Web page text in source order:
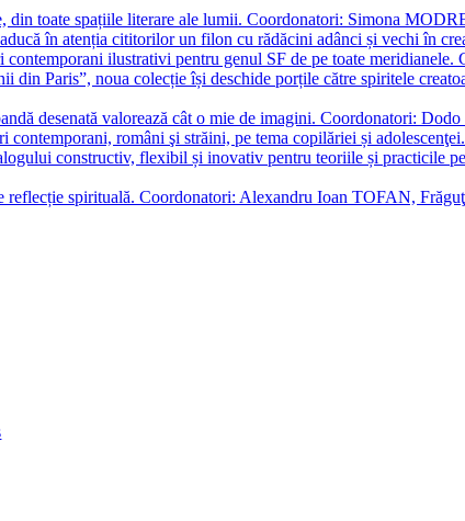
din toate spațiile literare ale lumii. Coordonatori: Simona
în atenția cititorilor un filon cu rădăcini adânci și vechi în
contemporani ilustrativi pentru genul SF de pe toate
din Paris”, noua colecție își deschide porțile către spiritele
desenată valorează cât o mie de imagini. Coordonatori:
contemporani, români şi străini, pe tema copilăriei și
constructiv, flexibil și inovativ pentru teoriile și practicile
reflecție spirituală. Coordonatori: Alexandru Ioan TOFAN,